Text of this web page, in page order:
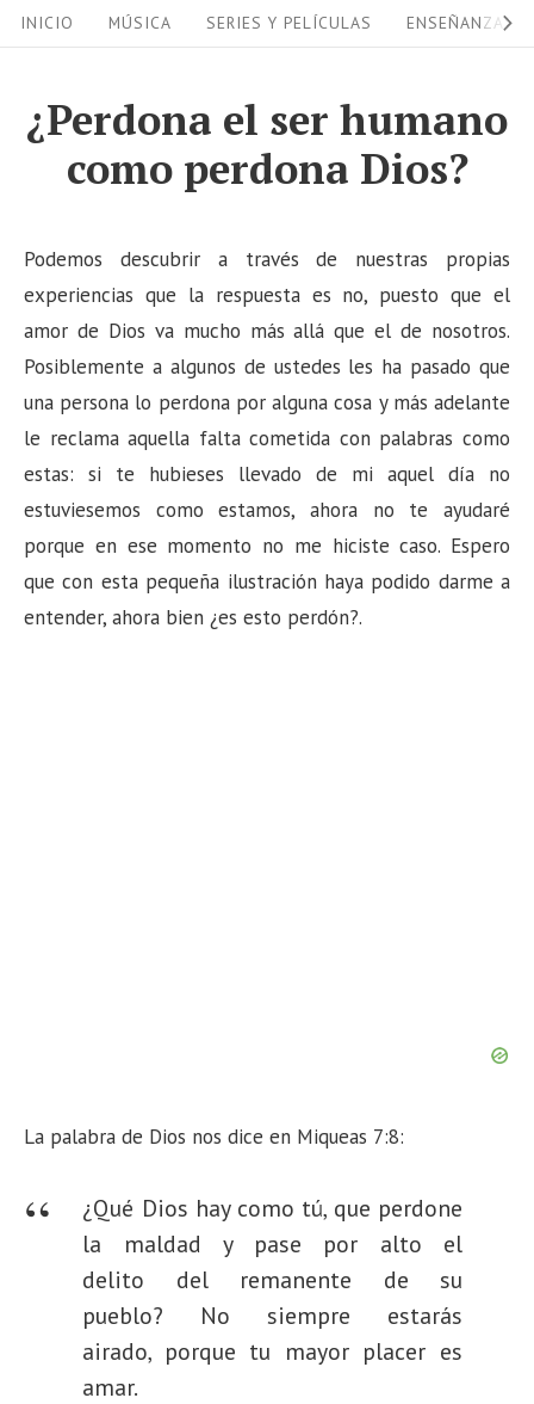
k
i
INICIO MÚSICA SERIES Y PELÍCULAS ENSEÑANZAS
¿Perdona el ser humano
como perdona Dios?
Podemos descubrir a través de nuestras propias
experiencias que la respuesta es no, puesto que el
amor de Dios va mucho más allá que el de nosotros.
Posiblemente a algunos de ustedes les ha pasado que
una persona lo perdona por alguna cosa y más adelante
le reclama aquella falta cometida con palabras como
estas: si te hubieses llevado de mi aquel día no
estuviesemos como estamos, ahora no te ayudaré
porque en ese momento no me hiciste caso. Espero
que con esta pequeña ilustración haya podido darme a
entender, ahora bien ¿es esto perdón?.
La palabra de Dios nos dice en Miqueas 7:8:
¿Qué Dios hay como tú, que perdone
la maldad y pase por alto el
delito del remanente de su
pueblo? No siempre estarás
airado, porque tu mayor placer es
amar.